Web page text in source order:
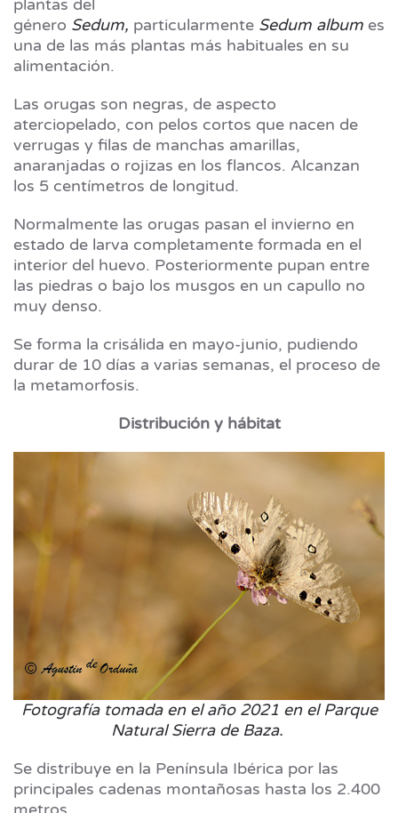
plantas del
género Sedum, particularmente Sedum album es
una de las más plantas más habituales en su
alimentación.
Las orugas son negras, de aspecto
aterciopelado, con pelos cortos que nacen de
verrugas y filas de manchas amarillas,
anaranjadas o rojizas en los flancos. Alcanzan
los 5 centímetros de longitud.
Normalmente las orugas pasan el invierno en
estado de larva completamente formada en el
interior del huevo. Posteriormente pupan entre
las piedras o bajo los musgos en un capullo no
muy denso.
Se forma la crisálida en mayo-junio, pudiendo
durar de 10 días a varias semanas, el proceso de
la metamorfosis.
Distribución y hábitat
Fotografía tomada en el año 2021 en el Parque
Natural Sierra de Baza.
Se distribuye en la Península Ibérica por las
principales cadenas montañosas hasta los 2.400